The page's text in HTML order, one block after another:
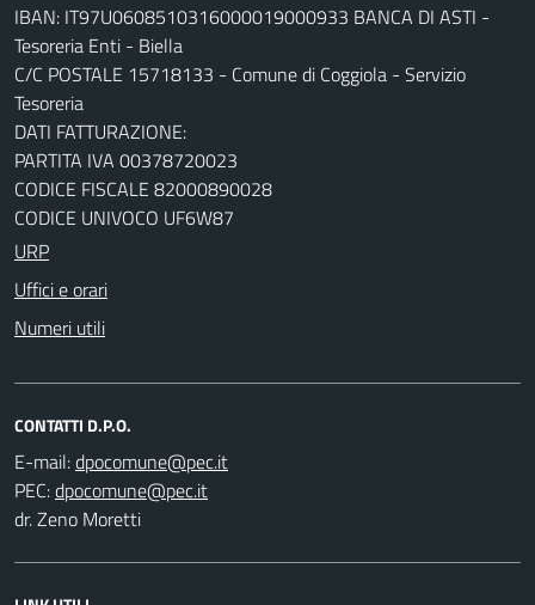
IBAN: IT97U0608510316000019000933 BANCA DI ASTI -
Tesoreria Enti - Biella
C/C POSTALE 15718133 - Comune di Coggiola - Servizio
Tesoreria
DATI FATTURAZIONE:
PARTITA IVA 00378720023
CODICE FISCALE 82000890028
CODICE UNIVOCO UF6W87
URP
Uffici e orari
Numeri utili
CONTATTI D.P.O.
E-mail:
PEC:
dr. Zeno Moretti